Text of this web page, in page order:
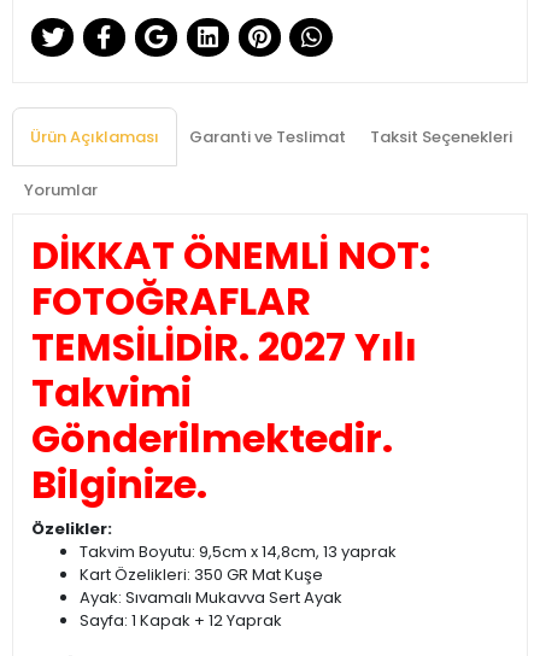
Ürün Açıklaması Garanti ve Teslimat Taksit Seçenekleri
Yorumlar
DİKKAT ÖNEMLİ NOT:
FOTOĞRAFLAR
TEMSİLİDİR. 2027 Yılı
Takvimi
Gönderilmektedir.
Bilginize.
Özelikler:
Takvim Boyutu: 9,5cm x 14,8cm, 13 yaprak
Kart Özelikleri: 350 GR Mat Kuşe
Ayak: Sıvamalı Mukavva Sert Ayak
Sayfa: 1 Kapak + 12 Yaprak